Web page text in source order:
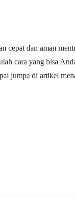
dan aman
cara yang bisa
jumpa di artikel